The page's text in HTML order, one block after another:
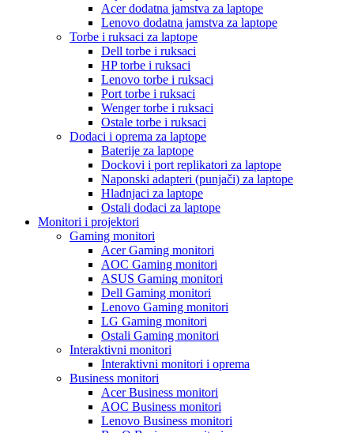
Acer dodatna jamstva za laptope
Lenovo dodatna jamstva za laptope
Torbe i ruksaci za laptope
Dell torbe i ruksaci
HP torbe i ruksaci
Lenovo torbe i ruksaci
Port torbe i ruksaci
Wenger torbe i ruksaci
Ostale torbe i ruksaci
Dodaci i oprema za laptope
Baterije za laptope
Dockovi i port replikatori za laptope
Naponski adapteri (punjači) za laptope
Hladnjaci za laptope
Ostali dodaci za laptope
Monitori i projektori
Gaming monitori
Acer Gaming monitori
AOC Gaming monitori
ASUS Gaming monitori
Dell Gaming monitori
Lenovo Gaming monitori
LG Gaming monitori
Ostali Gaming monitori
Interaktivni monitori
Interaktivni monitori i oprema
Business monitori
Acer Business monitori
AOC Business monitori
Lenovo Business monitori